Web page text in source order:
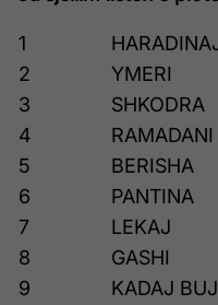
1
2
YMERI
3
SHKODRA
4
RAMADANI
5
BERISHA
6
PANTINA
7
LEKAJ
8
GASHI
9
KADAJ